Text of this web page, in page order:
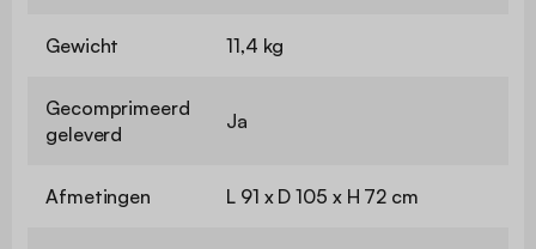
Gewicht 11,4 kg
Gecomprimeerd
geleverd
Ja
Afmetingen L 91 x D 105 x H 72 cm